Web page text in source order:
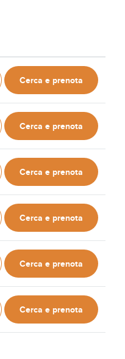
Cerca e prenota
Cerca e prenota
Cerca e prenota
Cerca e prenota
Cerca e prenota
Cerca e prenota